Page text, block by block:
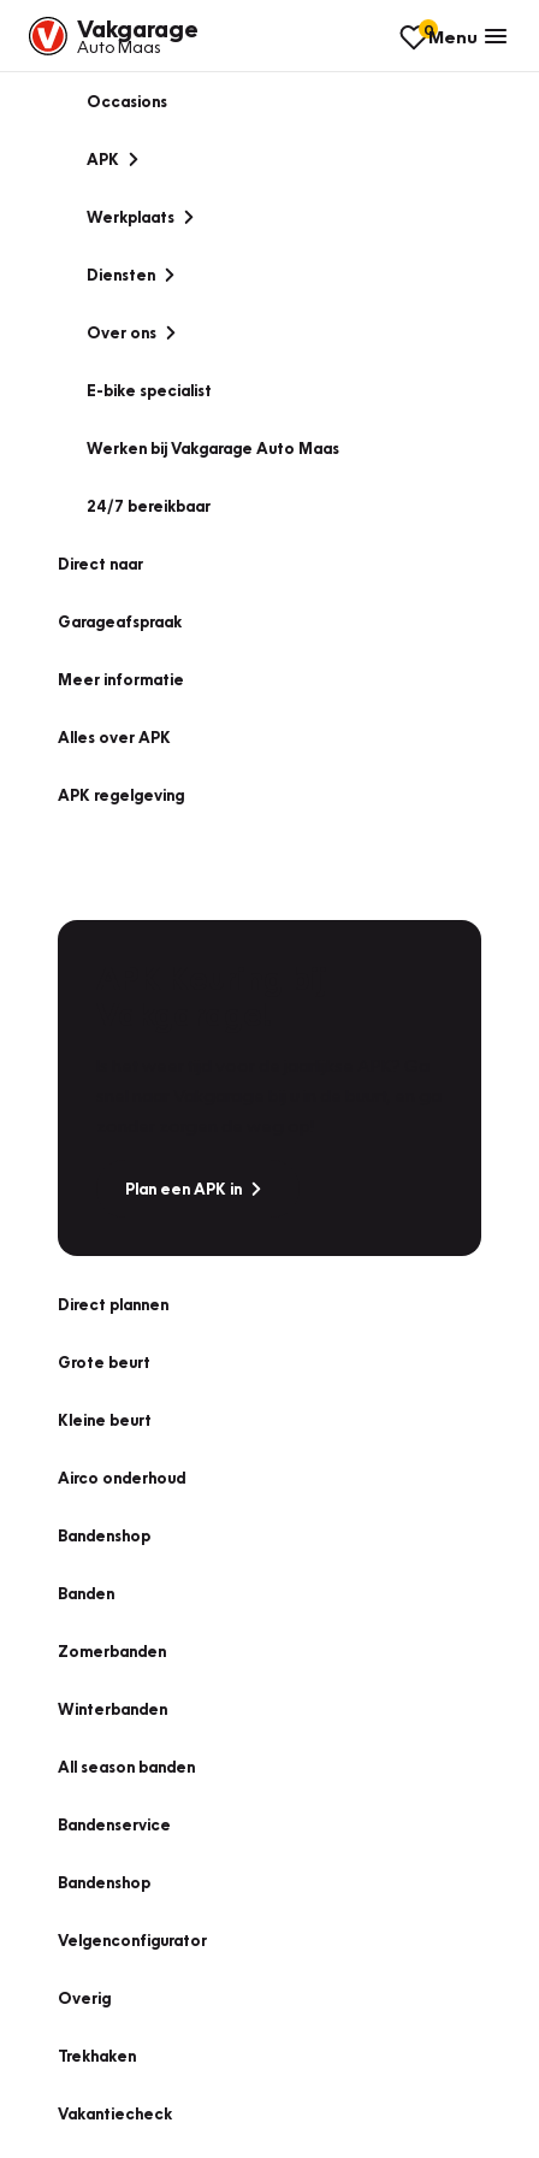
Vakgarage
Auto Maas
0Menu
Occasions
APK
Werkplaats
Diensten
Over ons
E-bike specialist
Werken bij Vakgarage Auto Maas
24/7 bereikbaar
Direct naar
Garageafspraak
Meer informatie
Alles over APK
APK regelgeving
Plan een APK in
Direct plannen
Grote beurt
Kleine beurt
Airco onderhoud
Bandenshop
Banden
Zomerbanden
Winterbanden
All season banden
Bandenservice
Bandenshop
Velgenconfigurator
Overig
Trekhaken
Vakantiecheck